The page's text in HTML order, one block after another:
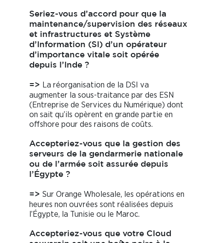
Seriez-vous d’accord pour que la
maintenance/supervision des réseaux
et infrastructures et Système
d’Information (SI) d’un opérateur
d’importance vitale soit opérée
depuis l’Inde ?
=> La réorganisation de la DSI va
augmenter la sous-traitance par des ESN
(Entreprise de Services du Numérique) dont
on sait qu’ils opèrent en grande partie en
offshore pour des raisons de coûts.
Accepteriez-vous que la gestion des
serveurs de la gendarmerie nationale
ou de l’armée soit assurée depuis
l’Égypte ?
=> Sur Orange Wholesale, les opérations en
heures non ouvrées sont réalisées depuis
l’Égypte, la Tunisie ou le Maroc.
Accepteriez-vous que votre Cloud